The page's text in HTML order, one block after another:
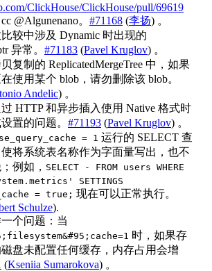
ClickHouse/ClickHouse/pull/69619
@Algunenano。 #71168 (李扬) 。
较中涉及 Dynamic 时出现的
异常。 #71183 (Pavel Kruglov) 。
复制的 ReplicatedMergeTree 中，如果
使用某个 blob，请勿删除该 blob。
Andelic) 。
HTTP 和异步插入使用 Native 格式时
置的问题。 #71193 (Pavel Kruglov) 。
= 1 运行的 SELECT 查
将系统表名称作为字面量写出，也不
例如， SELECT - FROM users WHERE
SETTINGS
= true; 现在可以正常执行。
Schulze).
个问题：当
时，如果存
盘未配置任何缓存，内存占用会增
(Kseniia Sumarokova) 。